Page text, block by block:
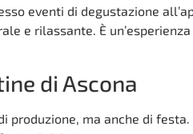
eventi di degustazione
e rilassante. È
di Ascona
produzione, ma anche di